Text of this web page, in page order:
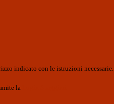
indicato con le istruzioni necessarie.
la